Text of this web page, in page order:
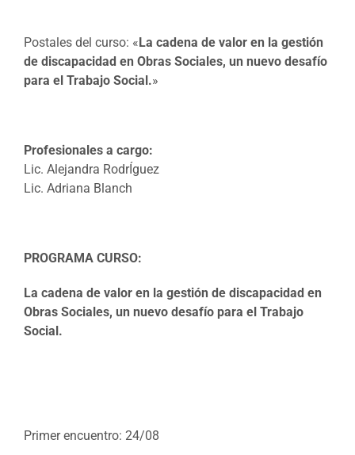
Postales del curso: «La cadena de valor en la gestión
de discapacidad en Obras Sociales, un nuevo desafío
para el Trabajo Social.»
Profesionales a cargo:
Lic. Alejandra RodrÍguez
Lic. Adriana Blanch
PROGRAMA CURSO:
La cadena de valor en la gestión de discapacidad en
Obras Sociales, un nuevo desafío para el Trabajo
Social.
Primer encuentro: 24/08